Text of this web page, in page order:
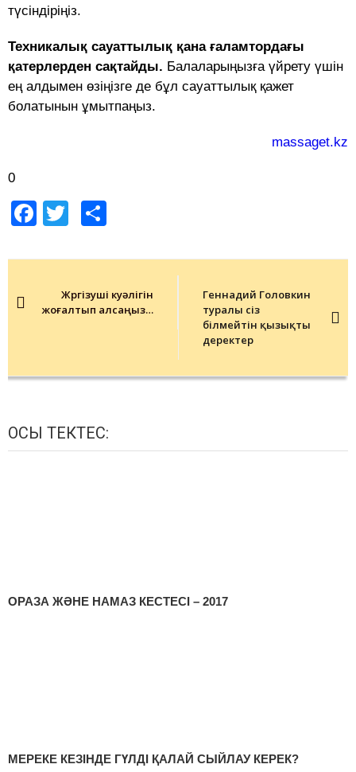
түсіндіріңіз.
Техникалық сауаттылық қана ғаламтордағы
қатерлерден сақтайды. Балаларыңызға үйрету үшін
ең алдымен өзіңізге де бұл сауаттылық қажет
болатынын ұмытпаңыз.
massaget.kz
0
Facebook
Twitter
navigationЖүргізуші куәлігін
жоғалтып алсаңыз…
Геннадий Головкин
туралы сіз
білмейтін қызықты
деректер
ОСЫ ТЕКТЕС:
ОРАЗА ЖӘНЕ НАМАЗ КЕСТЕСІ – 2017
МЕРЕКЕ КЕЗІНДЕ ГҮЛДІ ҚАЛАЙ СЫЙЛАУ КЕРЕК?